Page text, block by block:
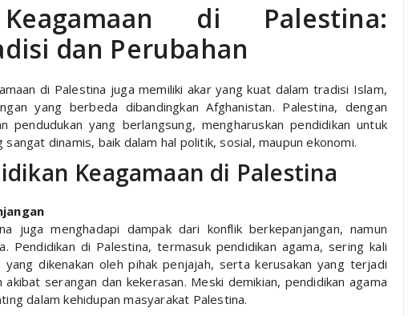
di Palestina:
dan Perubahan
di Palestina juga memiliki akar yang kuat dalam tradisi Islam,
yang berbeda dibandingkan Afghanistan. Palestina, dengan
yang berlangsung, mengharuskan pendidikan untuk
dinamis, baik dalam hal politik, sosial, maupun ekonomi.
Keagamaan di Palestina
juga menghadapi dampak dari konflik berkepanjangan, namun
Pendidikan di Palestina, termasuk pendidikan agama, sering kali
dikenakan oleh pihak penjajah, serta kerusakan yang terjadi
serangan dan kekerasan. Meski demikian, pendidikan agama
dalam kehidupan masyarakat Palestina.